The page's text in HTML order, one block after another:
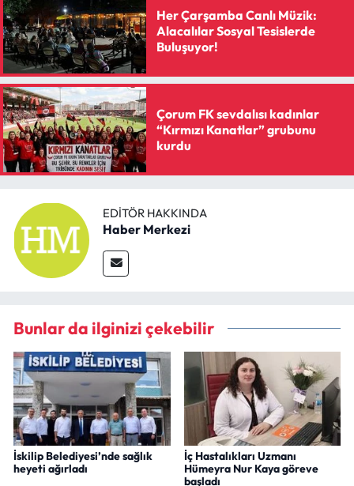
Her Çarşamba Canlı Müzik:
Alacalılar Sosyal Tesislerde
Buluşuyor!
Çorum FK sevdalısı kadınlar
“Kırmızı Kanatlar” grubunu
kurdu
EDITÖR HAKKINDA
Haber Merkezi
Bunlar da ilginizi çekebilir
İskilip Belediyesi’nde sağlık
heyeti ağırladı
İç Hastalıkları Uzmanı
Hümeyra Nur Kaya göreve
başladı
Yayla Haber
Yemek Tarifleri
Yerel Haberler